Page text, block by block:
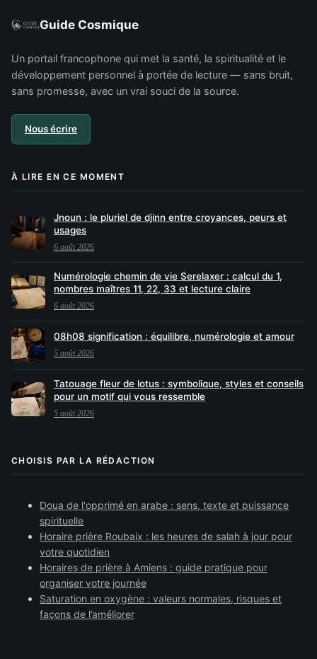
Guide Cosmique
Un portail francophone qui met la santé, la spiritualité et le
développement personnel à portée de lecture — sans bruit,
sans promesse, avec un vrai souci de la source.
Nous écrire
À LIRE EN CE MOMENT
Jnoun : le pluriel de djinn entre croyances, peurs et
usages
6 août 2026
Numérologie chemin de vie Serelaxer : calcul du 1,
nombres maîtres 11, 22, 33 et lecture claire
6 août 2026
08h08 signification : équilibre, numérologie et amour
5 août 2026
Tatouage fleur de lotus : symbolique, styles et conseils
pour un motif qui vous ressemble
5 août 2026
CHOISIS PAR LA RÉDACTION
Doua de l'opprimé en arabe : sens, texte et puissance
spirituelle
Horaire prière Roubaix : les heures de salah à jour pour
votre quotidien
Horaires de prière à Amiens : guide pratique pour
organiser votre journée
Saturation en oxygène : valeurs normales, risques et
façons de l’améliorer